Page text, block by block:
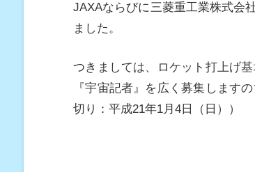
JAXAならびに三菱重工業株式会
ました。
つきましては、ロケット打上げ
『宇宙記者』を広く募集します
切り：平成21年1月4日（日））